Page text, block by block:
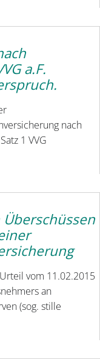
a.F.
nach
1 VVG
vom 11.02.2015
an
(sog. stille